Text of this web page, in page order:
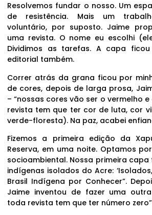
Resolvemos fundar o nosso. Um
de resistência. Mais um
voluntário, por suposto. Jaime
uma revista. O nome eu escolhi
Dividimos as tarefas. A capa
editorial também.
Correr atrás da grana ficou por
de cores, depois de larga prosa,
– “nossas cores vão ser o vermelho
revista tem que ter cor de luta, cor
verde-floresta). Na paz, acabei
Fizemos a primeira edição da
Reserva, em uma noite. Optamos
socioambiental. Nossa primeira
indígenas isolados do Acre:
Brasil Indígena por Conhecer”.
Jaime inventou de fazer uma
toda revista tem que ter número